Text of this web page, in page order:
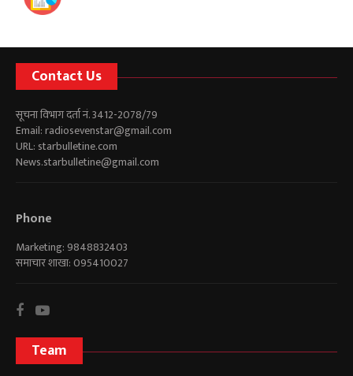
Contact Us
सूचना विभाग दर्ता नं. 3412-2078/79
Email:radiosevenstar@gmail.com
URL: starbulletine.com
News.starbulletine@gmail.com
Phone
Marketing: 9848832403
समाचार शाखा: 095410027
Team